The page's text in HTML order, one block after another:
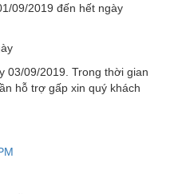
2019 đến hết ngày
03/09/2019. Trong thời gian
hỗ trợ gấp xin quý khách